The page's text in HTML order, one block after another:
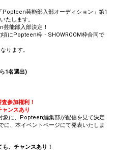
Popteen芸能部入部オーディション」第1
たします。
能部入部決定！
にPopteen枠・SHOWROOM枠合同で
ります。
1名選出)
参加権利！
ンスあり
象に、Popteen編集部が配信を見て決定
、本イベントページにて発表いたしま
、チャンスあり！